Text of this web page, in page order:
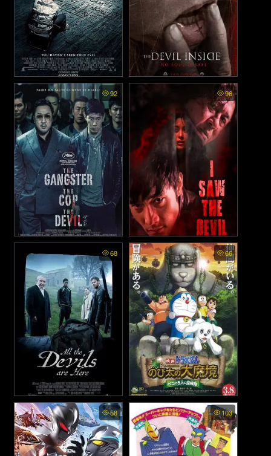
Deliver Us from Evil พากย์
ไทย - ล่าท้าอสูรนรก (2014)
The Devil Inside พากย์ไทย -
สืบสยอง หลอนอำมหิต (2012)
92
The Gangster the Cop the
Devil - แก๊งค์ตำรวจ ปีศาจ
(2019)
96
I Saw The Devil. - เกมโหดล่า
โหด (2010)
68
All the Devils Are Here - ที่
นี่... มีแต่ปีศาจ (2025)
66
Doraemon the Movie: Nobita
in the New Haunts of Evil -
Peko and the Five Explorers
- โดราเอมอน ตอน โนบิตะบุก
ดินแดนมหัศจรรย์ เปโกะกับห้า
58 103